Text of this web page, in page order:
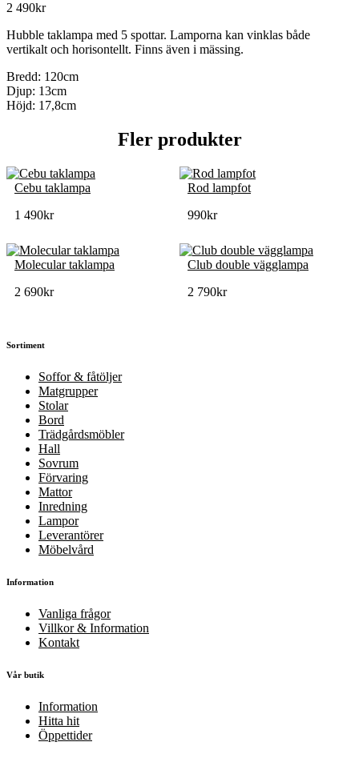
2 490kr
Hubble taklampa med 5 spottar. Lamporna kan vinklas både
vertikalt och horisontellt. Finns även i mässing.
Bredd: 120cm
Djup: 13cm
Höjd: 17,8cm
Fler produkter
Cebu taklampa
1 490kr
Rod lampfot
990kr
Molecular taklampa
2 690kr
Club double vägglampa
2 790kr
Sortiment
Soffor & fåtöljer
Matgrupper
Stolar
Bord
Trädgårdsmöbler
Hall
Sovrum
Förvaring
Mattor
Inredning
Lampor
Leverantörer
Möbelvård
Information
Vanliga frågor
Villkor & Information
Kontakt
Vår butik
Information
Hitta hit
Öppettider